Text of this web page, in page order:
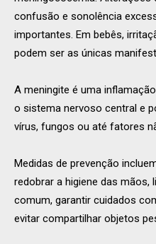
confusão e sonolência
importantes. Em bebês,
podem ser as únicas
A meningite é uma
o sistema nervoso central e
vírus, fungos ou até fatores
Medidas de prevenção
redobrar a higiene das mãos,
comum, garantir cuidados
evitar compartilhar objetos